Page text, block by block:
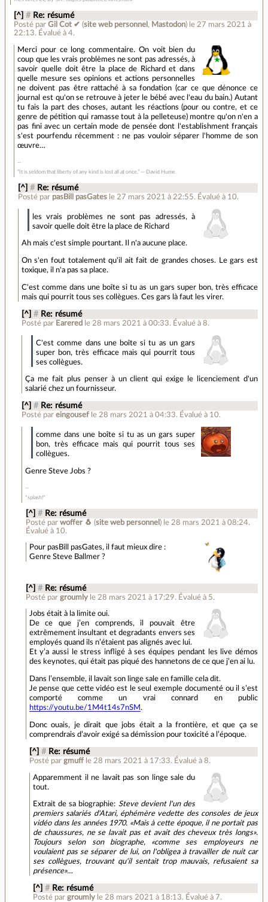
[^] # Re: résumé
Posté parGil Cot ✔ (site web personnel , Mastodon) le 27 mars 2021 à
22:13. Évalué à4.
Merci pour ce long commentaire. On voit bien du
coup que les vrais problèmes ne sont pas adressés, à
savoir quelle doit être la place de Richard et dans
quelle mesure ses opinions et actions personnelles
ne doivent pas être rattaché à sa fondation (car ce que dénonce ce
journal est qu'on se retrouve à jeter le bébé avec l'eau du bain.) Autant
tu fais la part des choses, autant les réactions (pour ou contre, et ce
genre de pétition qui ramasse tout à la pelleteuse) montre qu'on n'en a
pas fini avec un certain mode de pensée dont l'establishment français
s'est pourfendu récemment : ne pas vouloir séparer l'homme de son
œuvre…
“It is seldom that liberty of any kind is lost all at once.” ― David Hume
[^] # Re: résumé
Posté par pasBill pasGates le 27 mars 2021 à 22:55. Évalué à 10.
les vrais problèmes ne sont pas adressés, à
savoir quelle doit être la place de Richard
Ah mais c'est simple pourtant. Il n'a aucune place.
On s'en fout totalement qu'il ait fait de grandes choses. Le gars est
toxique, il n'a pas sa place.
C'est comme dans une boîte si tu as un gars super bon, très efficace
mais qui pourrit tous ses collègues. Ces gars là faut les virer.
[^] # Re: résumé
Posté par Earered le 28 mars 2021 à 00:33. Évalué à8.
C'est comme dans une boîte si tu as un gars
super bon, très efficace mais qui pourrit tous
ses collègues.
Ça me fait plus penser à un client qui exige le licenciement d'un
salarié chez un fournisseur.
[^] # Re: résumé
Posté pareingousef le 28 mars 2021 à 04:33. Évalué à 10.
comme dans une boîte si tu as un gars super
bon, très efficace mais qui pourrit tous ses
collègues.
Genre Steve Jobs ?
*splash!*
[^] # Re: résumé
Posté par woffer 🐧 (site web personnel ) le 28 mars 2021 à 08:24.
Évalué à 10.
Pour pasBill pasGates, il faut mieux dire :
Genre Steve Ballmer ?
[^] # Re: résumé
Posté par groumly le 28 mars 2021 à 17:29. Évalué à 5.
Jobs était à la limite oui.
De ce que j’en comprends, il pouvait être
extrêmement insultant et degradants envers ses
employés quand ils n’étaient pas alignés avec lui.
Et y’a aussi le stress infligé à ses équipes pendant les live démos
des keynotes, qui était pas piqué des hannetons de ce que j’en ai lu.
Dans l’ensemble, il lavait son linge sale en famille cela dit.
Je pense que cette vidéo est le seul exemple documenté ou il s’est
comporté comme un vrai connard en public
https://youtu.be/1M4t14s7nSM .
Donc ouais, je dirait que jobs était a la frontière, et que ça se
comprendrais d’avoir exigé sa démission pour toxicité a l’époque.
[^] # Re: résumé
Posté par gmuff le 28 mars 2021 à 17:33. Évalué à 8.
Apparemment il ne lavait pas son linge sale du
tout.
Extrait de sa biographie: Steve devient l'un des
premiers salariés d'Atari, éphémère vedette des consoles de jeux
vidéo dans les années 1970. «Mais à cette époque, il ne portait pas
de chaussures, ne se lavait pas et avait des cheveux très longs».
Toujours selon son biographe, «comme ses employeurs ne
voulaient pas se séparer de lui, on l'obligea à travailler de nuit car
ses collègues, trouvant qu'il sentait trop mauvais, refusaient sa
présence»…
[^] # Re: résumé
Posté pargroumly le 28 mars 2021 à 18:13. Évalué à 7.